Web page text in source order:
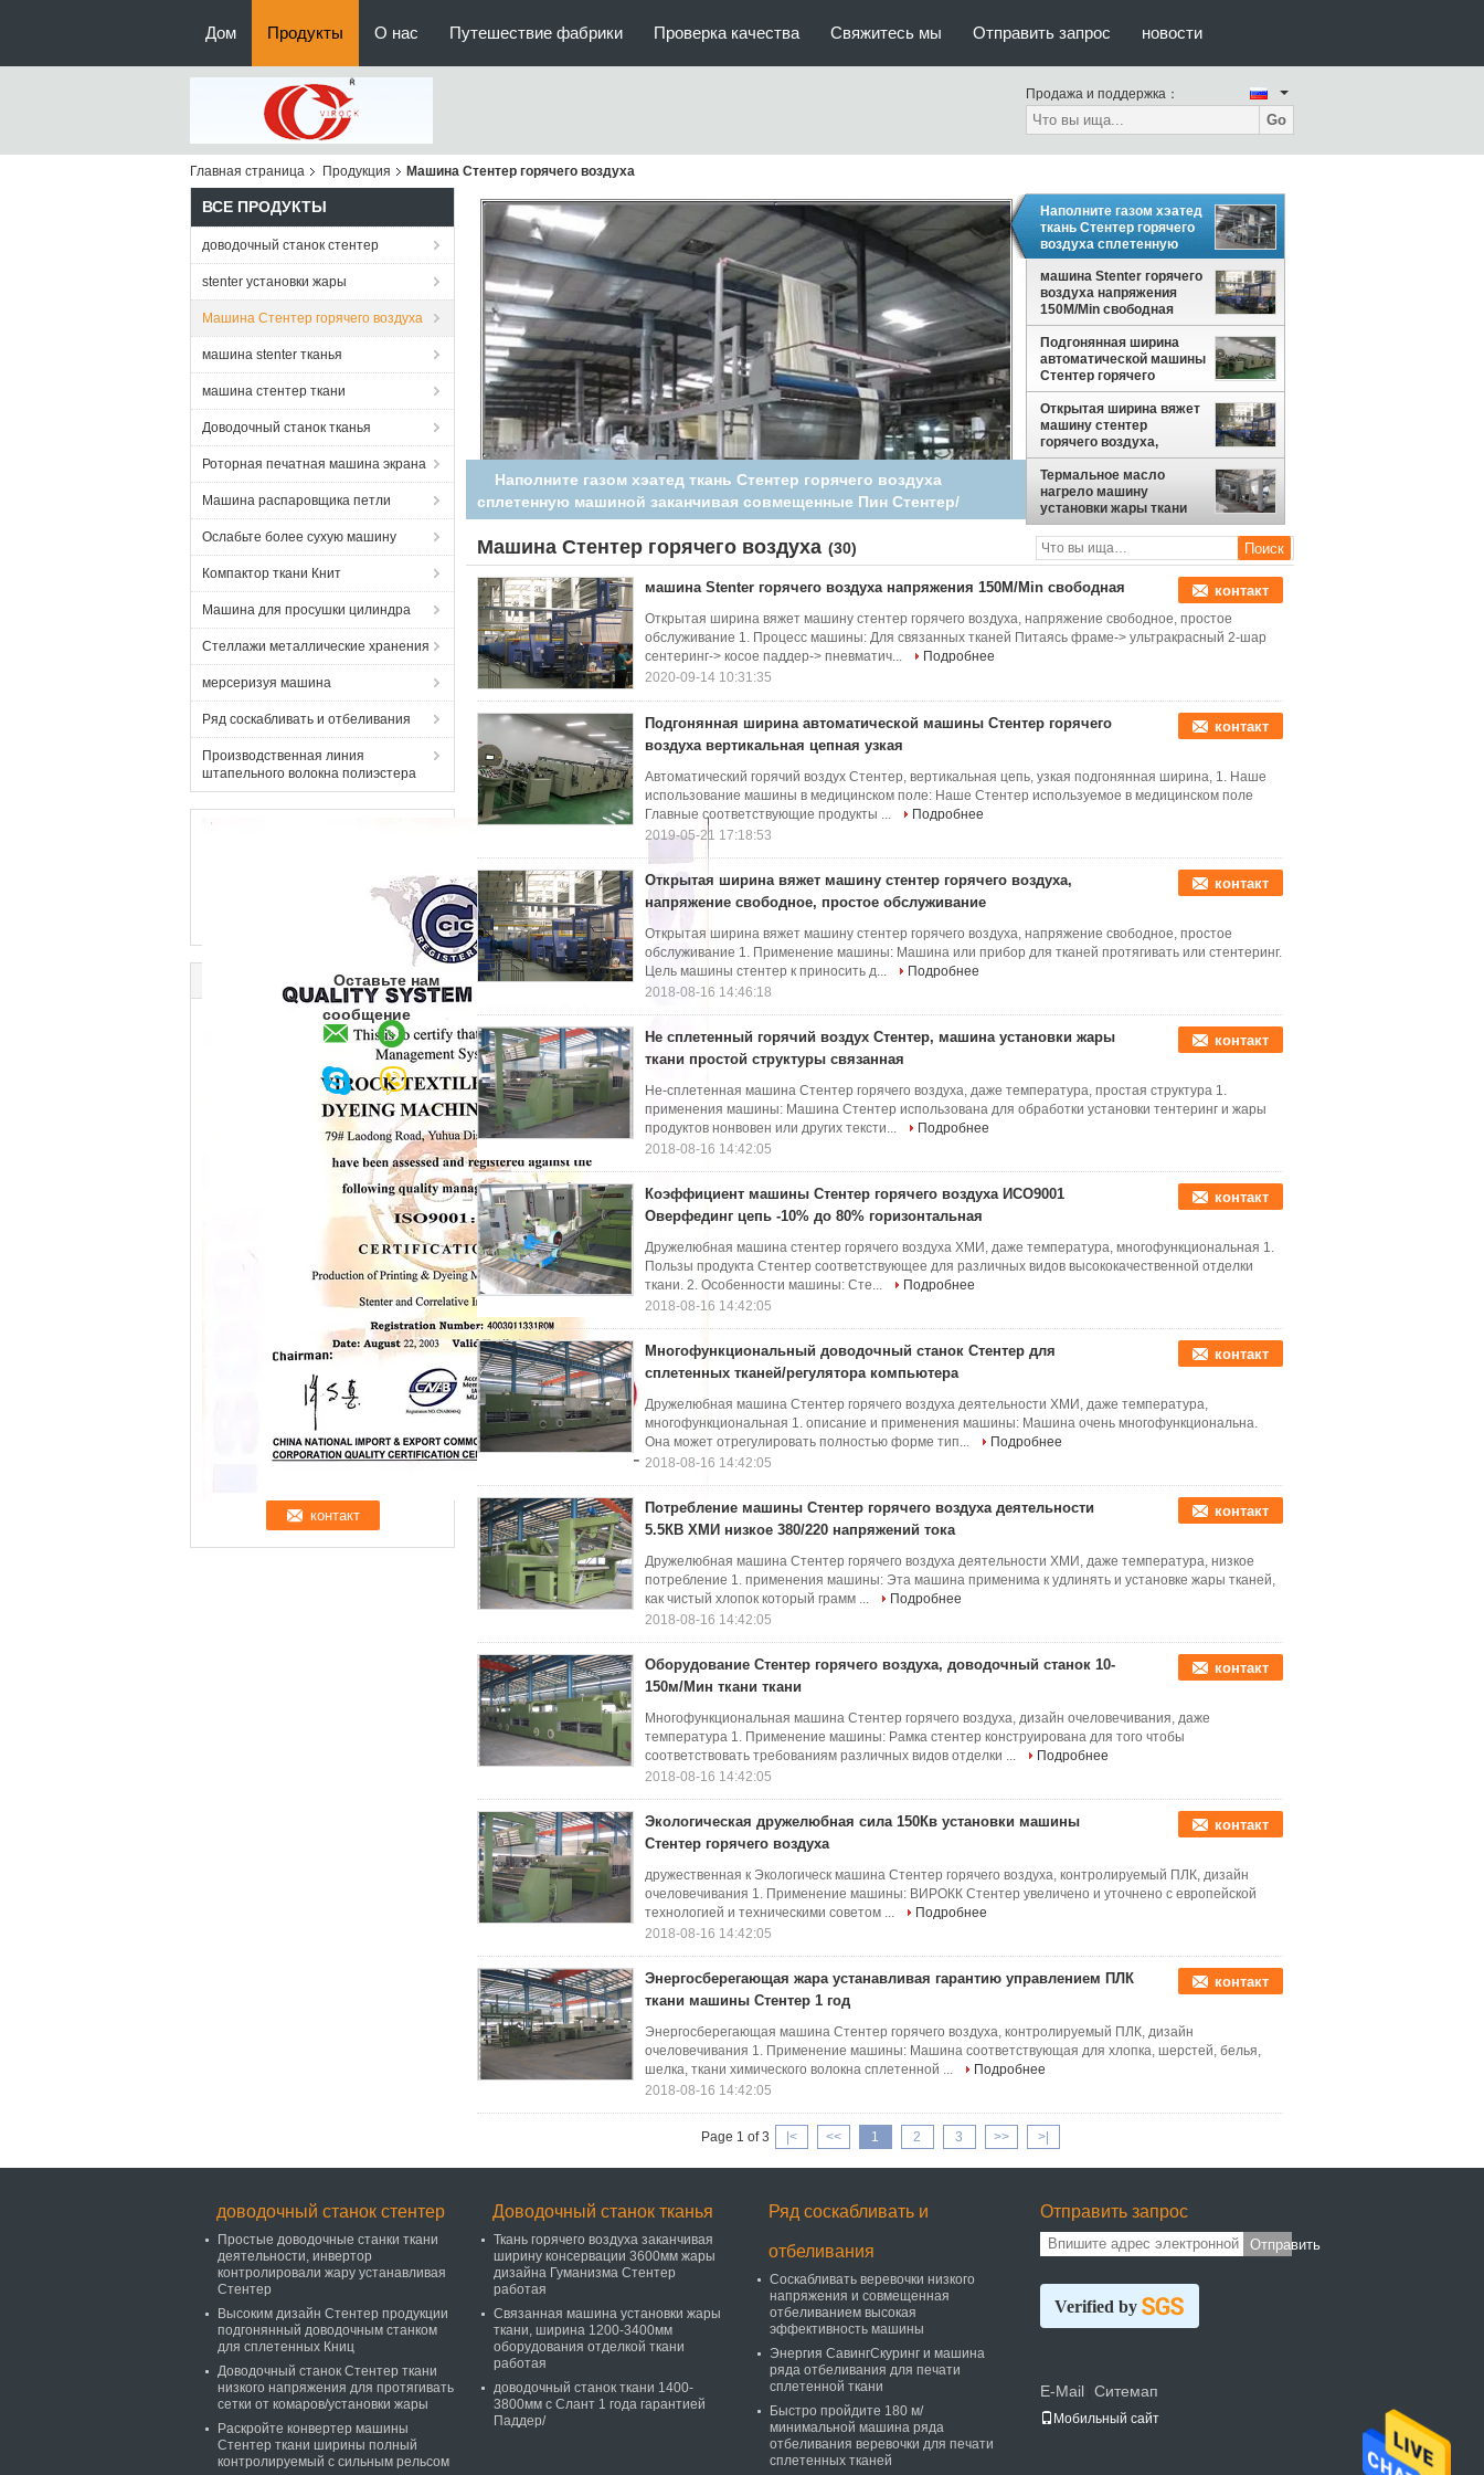
Дом Продукты О нас Путешествие фабрики Проверка качества Свяжитесь мы Отправить запрос новости
Продажа и поддержка：
Go
Главная страница Продукция Машина Стентер горячего воздуха
ВСЕ ПРОДУКТЫ
доводочный станок стентер
stenter установки жары
Машина Стентер горячего воздуха
машина stenter тканья
машина стентер ткани
Доводочный станок тканья
Роторная печатная машина экрана
Машина распаровщика петли
Ослабьте более сухую машину
Компактор ткани Книт
Машина для просушки цилиндра
Стеллажи металлические хранения
мерсеризуя машина
Ряд соскабливать и отбеливания
Производственная линия
штапельного волокна полиэстера
Оставьте нам
сообщение
машина Stenter горячего воздуха напряжения 150M/Min
свободная
Наполните газом хэатед
ткань Стентер горячего
воздуха сплетенную
машиной заканчивая
совмещенные Пин
Стентер/зажим
машина Stenter горячего
воздуха напряжения
150M/Min свободная
Подгонянная ширина
автоматической машины
Стентер горячего
воздуха вертикальная
цепная узкая
Открытая ширина вяжет
машину стентер
горячего воздуха,
напряжение свободное,
простое обслуживание
Термальное масло
нагрело машину
установки жары ткани
машины ткани Стентер
ткани связанную
Машина Стентер горячего воздуха (30)
машина Stenter горячего воздуха напряжения 150M/Min свободная контакт
Открытая ширина вяжет машину стентер горячего воздуха, напряжение свободное, простое
обслуживание 1. Процесс машины: Для связанных тканей Питаясь фраме-> ультракрасный 2-шар
сентеринг-> косое паддер-> пневматич...
Подробнее
2020-09-14 10:31:35
Подгонянная ширина автоматической машины Стентер горячего
воздуха вертикальная цепная узкая
контакт
Автоматический горячий воздух Стентер, вертикальная цепь, узкая подгонянная ширина, 1. Наше
использование машины в медицинском поле: Наше Стентер используемое в медицинском поле
Главные соответствующие продукты ...
Подробнее
2019-05-21 17:18:53
Открытая ширина вяжет машину стентер горячего воздуха,
напряжение свободное, простое обслуживание
контакт
Открытая ширина вяжет машину стентер горячего воздуха, напряжение свободное, простое
обслуживание 1. Применение машины: Машина или прибор для тканей протягивать или стентеринг.
Цель машины стентер к приносить д...
Подробнее
2018-08-16 14:46:18
Не сплетенный горячий воздух Стентер, машина установки жары
ткани простой структуры связанная
контакт
Не-сплетенная машина Стентер горячего воздуха, даже температура, простая структура 1.
применения машины: Машина Стентер использована для обработки установки тентеринг и жары
продуктов нонвовен или других тексти...
Подробнее
2018-08-16 14:42:05
Коэффициент машины Стентер горячего воздуха ИСО9001
Оверфединг цепь -10% до 80% горизонтальная
контакт
Дружелюбная машина стентер горячего воздуха ХМИ, даже температура, многофункциональная 1.
Пользы продукта Стентер соответствующее для различных видов высококачественной отделки
ткани. 2. Особенности машины: Сте...
Подробнее
2018-08-16 14:42:05
Многофункциональный доводочный станок Стентер для
сплетенных тканей/регулятора компьютера
контакт
Дружелюбная машина Стентер горячего воздуха деятельности ХМИ, даже температура,
многофункциональная 1. описание и применения машины: Машина очень многофункциональна.
Она может отрегулировать полностью форме тип...
Подробнее
2018-08-16 14:42:05
Потребление машины Стентер горячего воздуха деятельности
5.5КВ ХМИ низкое 380/220 напряжений тока
контакт
Дружелюбная машина Стентер горячего воздуха деятельности ХМИ, даже температура, низкое
потребление 1. применения машины: Эта машина применима к удлинять и установке жары тканей,
как чистый хлопок который грамм ...
Подробнее
2018-08-16 14:42:05
Оборудование Стентер горячего воздуха, доводочный станок 10-
150м/Мин ткани ткани
контакт
Многофункциональная машина Стентер горячего воздуха, дизайн очеловечивания, даже
температура 1. Применение машины: Рамка стентер конструирована для того чтобы
соответствовать требованиям различных видов отделки ...
Подробнее
2018-08-16 14:42:05
Экологическая дружелюбная сила 150Кв установки машины
Стентер горячего воздуха
контакт
дружественная к Экологическ машина Стентер горячего воздуха, контролируемый ПЛК, дизайн
очеловечивания 1. Применение машины: ВИРОКК Стентер увеличено и уточнено с европейской
технологией и техническими советом ...
Подробнее
2018-08-16 14:42:05
Энергосберегающая жара устанавливая гарантию управлением ПЛК
ткани машины Стентер 1 год
контакт
Энергосберегающая машина Стентер горячего воздуха, контролируемый ПЛК, дизайн
очеловечивания 1. Применение машины: Машина соответствующая для хлопка, шерстей, белья,
шелка, ткани химического волокна сплетенной ...
Подробнее
2018-08-16 14:42:05
Page 1 of 3 |< << 1 2 3 >> >|
доводочный станок стентер
Простые доводочные станки ткани
деятельности, инвертор
контролировали жару устанавливая
Стентер
Высоким дизайн Стентер продукции
подгонянный доводочным станком
для сплетенных Книц
Доводочный станок Стентер ткани
низкого напряжения для протягивать
сетки от комаров/установки жары
Раскройте конвертер машины
Стентер ткани ширины полный
контролируемый с сильным рельсом
Доводочный станок тканья
Ткань горячего воздуха заканчивая
ширину консервации 3600мм жары
дизайна Гуманизма Стентер
работая
Связанная машина установки жары
ткани, ширина 1200-3400мм
оборудования отделкой ткани
работая
доводочный станок ткани 1400-
3800мм с Слант 1 года гарантией
Паддер/
Ряд соскабливать и
отбеливания
Соскабливать веревочки низкого
напряжения и совмещенная
отбеливанием высокая
эффективность машины
Энергия СавингСкуринг и машина
ряда отбеливания для печати
сплетенной ткани
Быстро пройдите 180 м/
минимальной машина ряда
отбеливания веревочки для печати
сплетенных тканей
Отправить запрос
Отправить
Verified by
E-Mail Ситемап
Мобильный сайт